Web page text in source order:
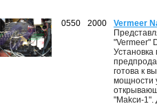
0550 2000
Vermeer
"Vermeer"
готова к
мощности
"Makcи-1".